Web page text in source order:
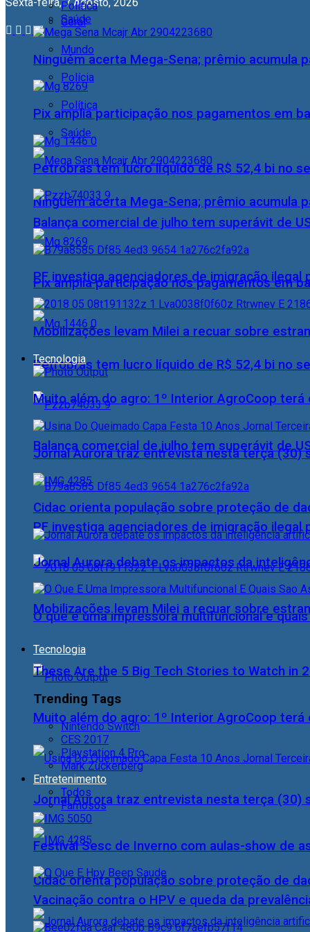
Geral
Mundo
Polícia
Política
Saúde
Ninguém acerta Mega-Sena; prêmio acumula
Pix amplia participação nos pagamentos em
Petrobras tem lucro líquido de R$ 52,4 bi no
Balança comercial de julho tem superávit de
PF investiga agenciadores de imigração ilegal
Mobilizações levam Milei a recuar sobre
Tecnologia
Muito além do agro: 1º Interior AgroCoop
Jornal Aurora traz entrevista nesta terça (30)
Cidac orienta população sobre proteção de
Política
Saúde
Ninguém acerta Mega-Sena; prêmio acumula
Pix amplia participação nos pagamentos em
Petrobras tem lucro líquido de R$ 52,4 bi no
Balança comercial de julho tem superávit de
PF investiga agenciadores de imigração ilegal
Mobilizações levam Milei a recuar sobre
Tecnologia
Muito além do agro: 1º Interior AgroCoop
Jornal Aurora traz entrevista nesta terça (30)
Cidac orienta população sobre proteção de
Jornal Aurora debate os impactos da
O que é uma impressora multifuncional e
These Are the 5 Big Tech Stories to Watch in
Trending Tags
Nintendo Switch
CES 2017
Playstation 4 Pro
Mark Zuckerberg
Entretenimento
Todos
Famosos
Festival Sesc de Inverno com aulas-show de
Vacinação contra o HPV e queda da